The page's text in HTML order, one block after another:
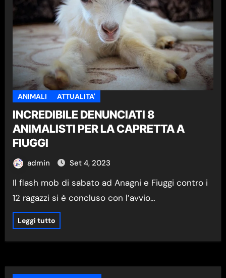
ANIMALI ATTUALITA'
INCREDIBILE DENUNCIATI 8
ANIMALISTI PER LA CAPRETTA A
FIUGGI
admin Set 4, 2023
Il flash mob di sabato ad Anagni e Fiuggi contro i
12 ragazzi si è concluso con l’avvio…
Leggi tutto